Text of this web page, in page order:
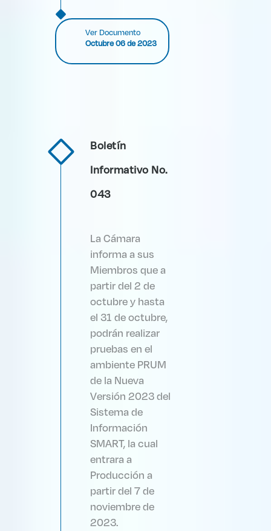
Ver Documento
Octubre 06 de 2023
Boletín
Informativo No.
043
La Cámara
informa a sus
Miembros que a
partir del 2 de
octubre y hasta
el 31 de octubre,
podrán realizar
pruebas en el
ambiente PRUM
de la Nueva
Versión 2023 del
Sistema de
Información
SMART, la cual
entrara a
Producción a
partir del 7 de
noviembre de
2023.